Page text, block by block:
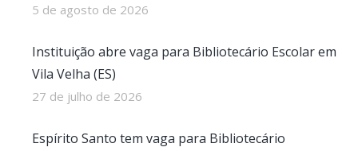
5 de agosto de 2026
Instituição abre vaga para Bibliotecário Escolar em
Vila Velha (ES)
27 de julho de 2026
Espírito Santo tem vaga para Bibliotecário